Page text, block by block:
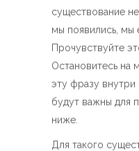
существование
мы появились, мы
Прочувствуйте
Остановитесь на
эту фразу
будут важны для
ниже.
Для такого